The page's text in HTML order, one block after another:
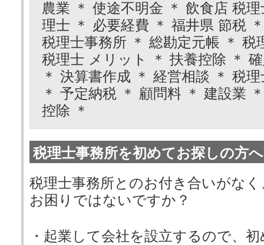
農業 ＊ 使途不明金 ＊ 飲食店 税
理士 ＊ 必要経費 ＊ 福井県 節税
税理士事務所 ＊ 総勘定元帳 ＊ 税
税理士 メリット ＊ 扶養控除 ＊
＊ 決算書作成 ＊ 経営相談 ＊ 税
＊ 予定納税 ＊ 顧問料 ＊ 建設業
控除 ＊
税理士事務所を初めてお探しの方へ
税理士事務所とのお付き合いがな
お困りではないですか？
・起業して会社を設立するので、